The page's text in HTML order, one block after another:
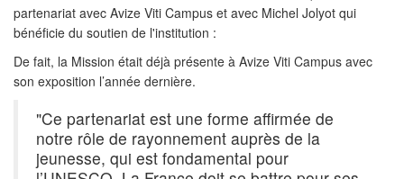
partenariat avec Avize Viti Campus et avec Michel Jolyot qui
bénéficie du soutien de l'institution :
De fait, la Mission était déjà présente à Avize Viti Campus avec
son exposition l’année dernière.
"Ce partenariat est une forme affirmée de
notre rôle de rayonnement auprès de la
jeunesse, qui est fondamental pour